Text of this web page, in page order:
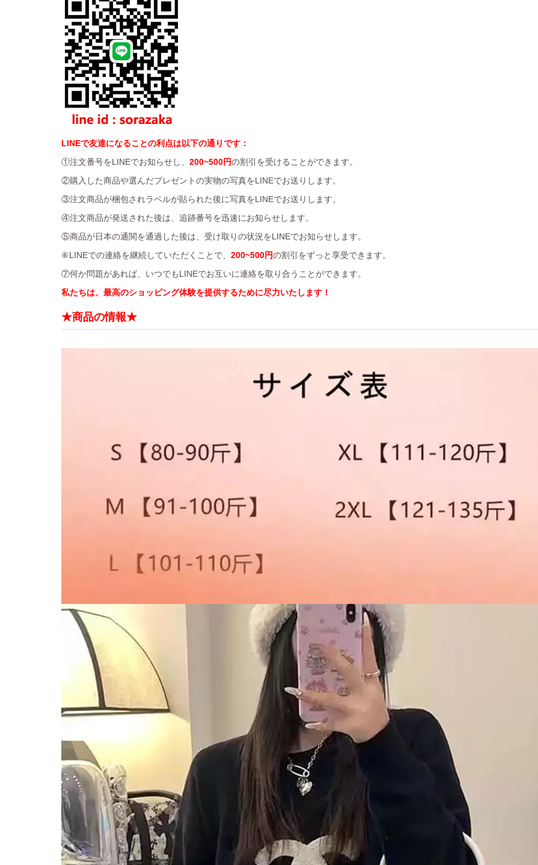
LINEで友達になることの利点は以下の通りです：
①注文番号をLINEでお知らせし、 200~500円の割引を受けることができます。
②購入した商品や選んだプレゼントの実物の写真をLINEでお送りします。
③注文商品が梱包されラベルが貼られた後に写真をLINEでお送りします。
④注文商品が発送された後は、追跡番号を迅速にお知らせします。
⑤商品が日本の通関を通過した後は、受け取りの状況をLINEでお知らせします。
⑥LINEでの連絡を継続していただくことで、 200~500円の割引をずっと享受できます。
⑦何か問題があれば、いつでもLINEでお互いに連絡を取り合うことができます。
私たちは、最高のショッピング体験を提供するために尽力いたします！
★商品の情報★